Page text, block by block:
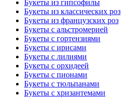
Букеты из гипсофилы
Букеты из классических роз
Букеты из французских роз
Букеты с альстромерией
Букеты с гортензиями
Букеты с ирисами
Букеты с лилиями
Букеты с орхидеей
Букеты с пионами
Букеты с тюльпанами
Букеты с хризантемами